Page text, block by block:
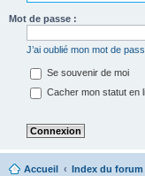
Mot de passe :
J’ai oublié mon mot de
Se souvenir de moi
Cacher mon statut en
Accueil Index du forum